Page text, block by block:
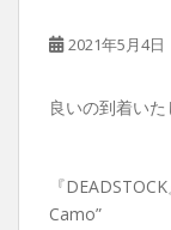
2021年5月4日
良いの到着いた
『
Camo”